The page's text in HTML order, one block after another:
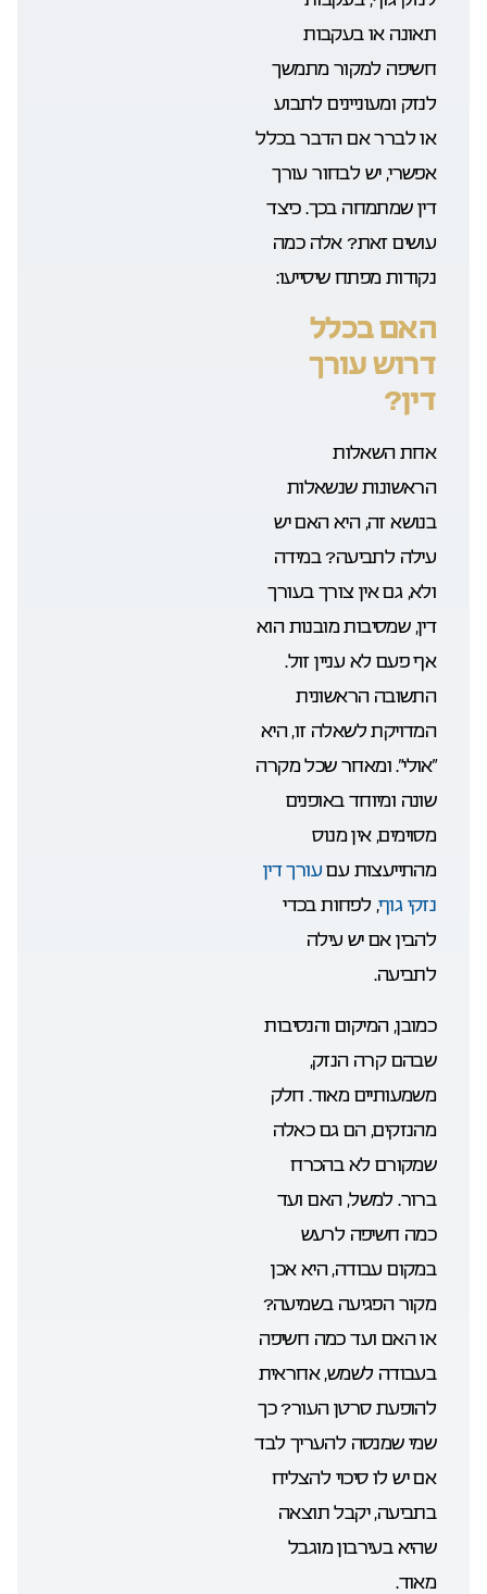
תאונה או בעקבות
חשיפה למקור מתמשך
לנזק ומעוניינים לתבוע
או לברר אם הדבר בכלל
אפשרי, יש לבחור עורך
דין שמתמחה בכך. כיצד
עושים זאת? אלה כמה
נקודות מפתח שיסייעו:
האם בכלל
דרוש עורך
דין?
אחת השאלות
הראשונות שנשאלות
בנושא זה, היא האם יש
עילה לתביעה? במידה
ולא, גם אין צורך בעורך
דין, שמסיבות מובנות הוא
אף פעם לא עניין זול.
התשובה הראשונית
המדויקת לשאלה זו, היא
“אולי”. ומאחר שכל מקרה
שונה ומיוחד באופנים
מסוימים, אין מנוס
מהתייעצות עםעורך דין
נזקי גוף, לפחות בכדי
להבין אם יש עילה
לתביעה.
כמובן, המיקום והנסיבות
שבהם קרה הנזק,
משמעותיים מאוד. חלק
מהנזקים, הם גם כאלה
שמקורם לא בהכרח
ברור. למשל, האם ועד
כמה חשיפה לרעש
במקום עבודה, היא אכן
מקור הפגיעה בשמיעה?
או האם ועד כמה חשיפה
בעבודה לשמש, אחראית
להופעת סרטן העור? כך
שמי שמנסה להעריך לבד
אם יש לו סיכוי להצליח
בתביעה, יקבל תוצאה
שהיא בעירבון מוגבל
מאוד.